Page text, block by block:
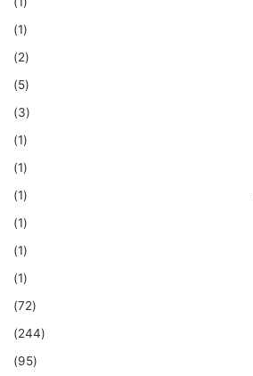
(1)
(2)
(5)
(3)
(1)
(1)
(1)
(1)
(1)
(1)
(72)
(244)
(95)